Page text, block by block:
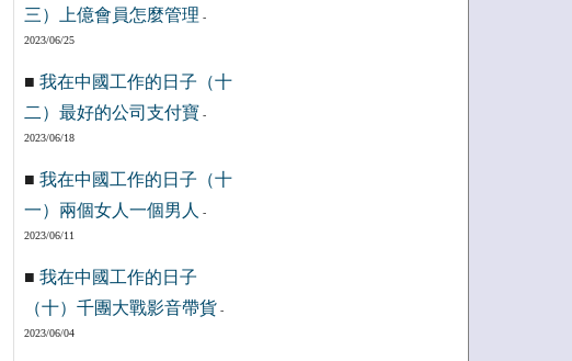
三）上億會員怎麼管理 -
2023/06/25
■ 我在中國工作的日子（十
二）最好的公司支付寶 -
2023/06/18
■ 我在中國工作的日子（十
一）兩個女人一個男人
-
2023/06/11
■ 我在中國工作的日子
（十）千團大戰影音帶貨 -
2023/06/04